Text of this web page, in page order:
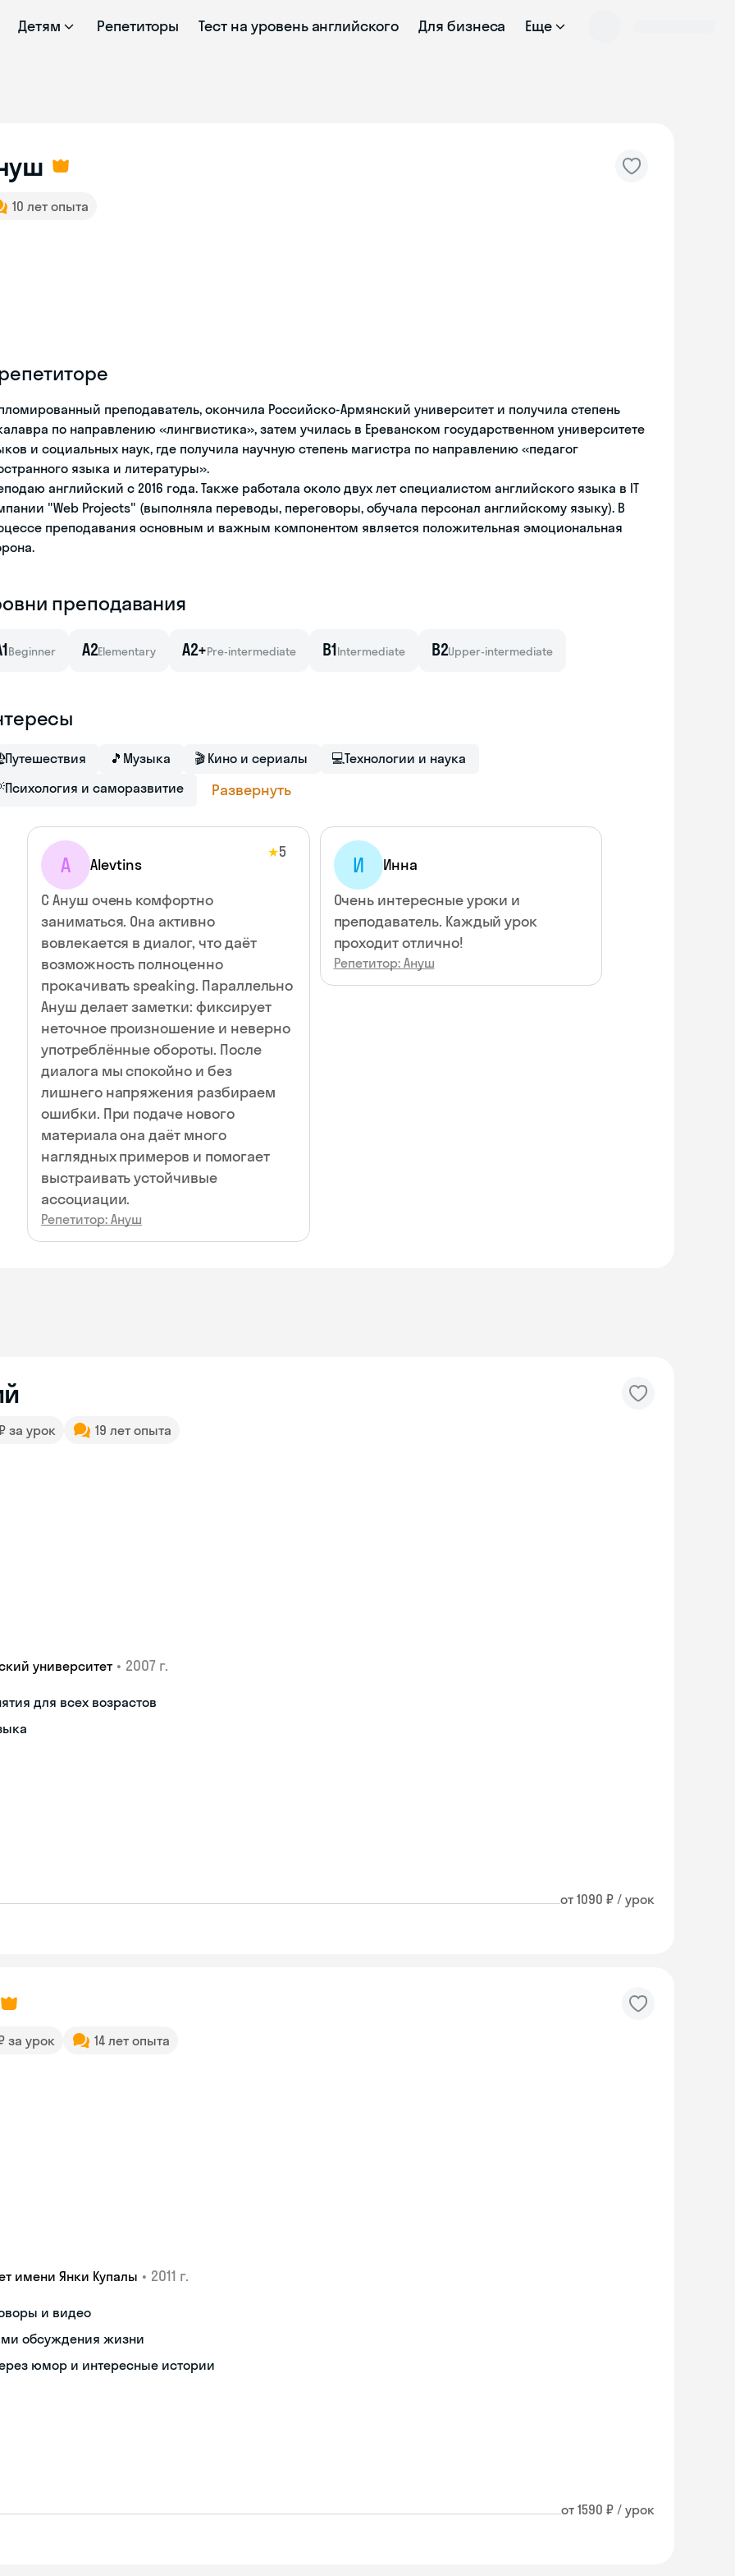
Детям Репетиторы Тест на уровень английского Для бизнеса Еще
10 лет опыта
преподаватель, окончила Российско-Армянский университет и получила степень
по направлению «лингвистика», затем училась в Ереванском государственном университете
и социальных наук, где получила научную степень магистра по направлению «педагог
языка и литературы».
английский с 2016 года. Также работала около двух лет специалистом английского языка в IT
"Web Projects" (выполняла переводы, переговоры, обучала персонал английскому языку). В
преподавания основным и важным компонентом является положительная эмоциональная
преподавания
Beginner A2Elementary A2+Pre-intermediate B1Intermediate B2Upper-intermediate
Путешествия 🎵 Музыка 🎬 Кино и сериалы 💻Технологии и наука
Психология и саморазвитие Развернуть
A Alevtins
★5
С Ануш очень комфортно
заниматься. Она активно
вовлекается в диалог, что даёт
возможность полноценно
прокачивать speaking. Параллельно
Ануш делает заметки: фиксирует
неточное произношение и неверно
употреблённые обороты. После
диалога мы спокойно и без
лишнего напряжения разбираем
ошибки. При подаче нового
материала она даёт много
наглядных примеров и помогает
выстраивать устойчивые
ассоциации.
Репетитор: Ануш
И
Инна
Очень интересные уроки и
преподаватель. Каждый урок
проходит отлично!
Репетитор: Ануш
за урок 19 лет опыта
университет • 2007 г.
для всех возрастов
от 1090 ₽ / урок
за урок 14 лет опыта
имени Янки Купалы • 2011 г.
и видео
обсуждения жизни
юмор и интересные истории
от 1590 ₽ / урок